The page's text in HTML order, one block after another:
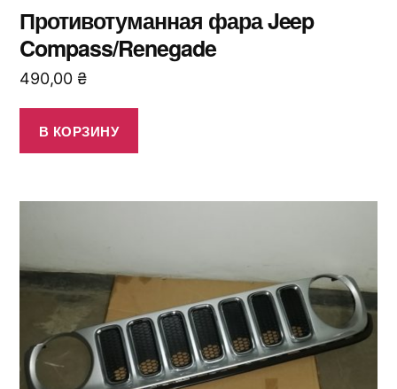
Противотуманная фара Jeep
Compass/Renegade
490,00 ₴
В КОРЗИНУ